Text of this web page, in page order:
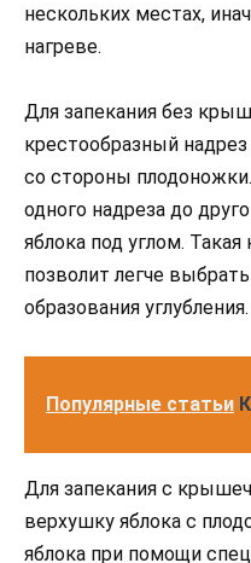
нескольких местах,
нагреве.
Для запекания без
крестообразный
со стороны
одного надреза до
яблока под углом.
позволит легче
образования углубления.
Популярные статьи
Для запекания с
верхушку яблока с
яблока при помощи